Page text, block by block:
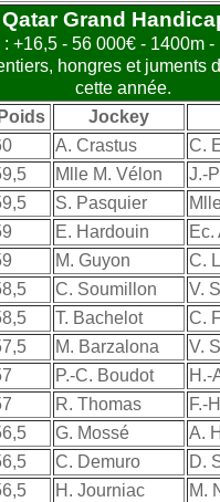
Grand
+16,5 - 56 000€ - 1400m
hongres et juments
cette année.
Poids
Jockey
A. Crastus
C.
Mlle M. Vélon
J.-
S. Pasquier
E. Hardouin
Ec.
M. Guyon
C.
C. Soumillon
V.
T. Bachelot
C.
M. Barzalona
V.
P.-C. Boudot
H.-
R. Thomas
F.-
G. Mossé
A.
C. Demuro
D.
H. Journiac
M.